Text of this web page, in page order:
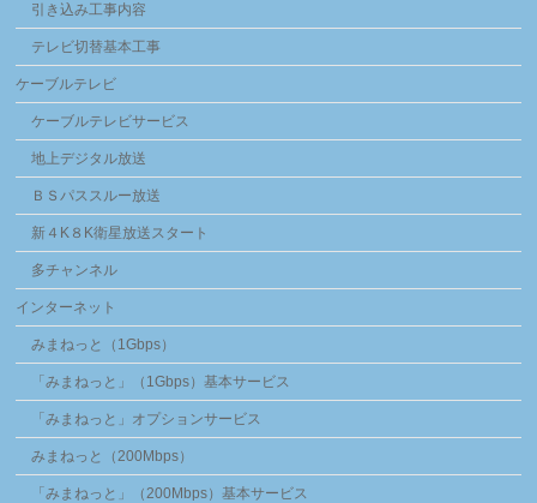
引き込み工事内容
テレビ切替基本工事
ケーブルテレビ
ケーブルテレビサービス
地上デジタル放送
ＢＳパススルー放送
新４K８K衛星放送スタート
多チャンネル
インターネット
みまねっと（1Gbps）
「みまねっと」（1Gbps）基本サービス
「みまねっと」オプションサービス
みまねっと（200Mbps）
「みまねっと」（200Mbps）基本サービス